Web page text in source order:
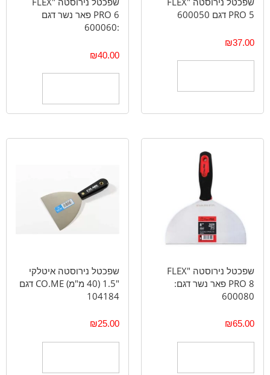
PRO 5 דגם 600050
₪37.00
PRO 6 פאר נשר דגם
:600060
₪40.00
שפכטל נירוסטה "FLEX
PRO 8 פאר נשר דגם:
600080
₪65.00
שפכטל נירוסטה איטלקי
"1.5 (40 מ"מ) CO.ME דגם
104184
₪25.00